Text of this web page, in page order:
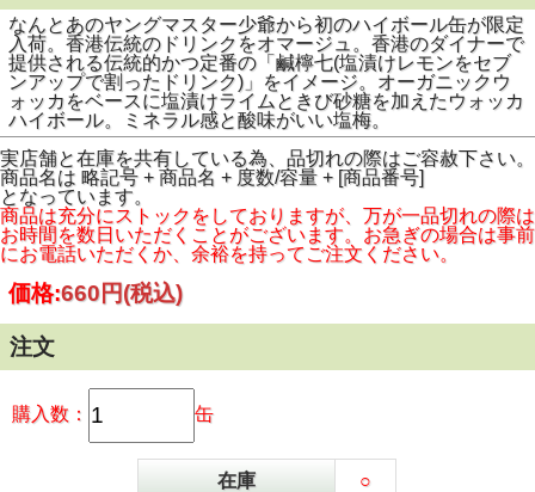
なんとあのヤングマスター少爺から初のハイボール缶が限定
入荷。香港伝統のドリンクをオマージュ。香港のダイナーで
提供される伝統的かつ定番の「鹹檸七(塩漬けレモンをセブ
ンアップで割ったドリンク)」をイメージ。オーガニックウ
ォッカをベースに塩漬けライムときび砂糖を加えたウォッカ
ハイボール。ミネラル感と酸味がいい塩梅。
実店舗と在庫を共有している為、品切れの際はご容赦下さい。
商品名は 略記号 + 商品名 + 度数/容量 + [商品番号]
となっています。
商品は充分にストックをしておりますが、万が一品切れの際は
お時間を数日いただくことがございます。お急ぎの場合は事前
にお電話いただくか、余裕を持ってご注文ください。
価格:660円(税込)
注文
購入数： 缶
在庫 ○